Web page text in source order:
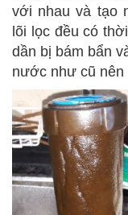
với nhau và tạo
lõi lọc đều có
dần bị bám bẩn
nước như cũ nên